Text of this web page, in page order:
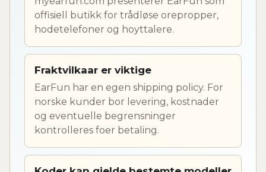
offisiell butikk for trådløse orepropper,
hodetelefoner og hoyttalere.
Fraktvilkaar er viktige
EarFun har en egen shipping policy. For
norske kunder bor levering, kostnader
og eventuelle begrensninger
kontrolleres foer betaling.